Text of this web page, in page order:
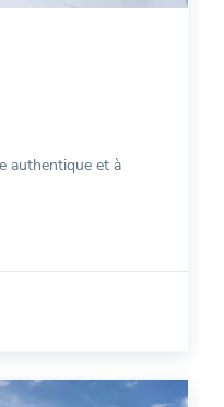
authentique et à